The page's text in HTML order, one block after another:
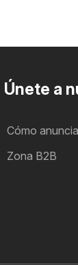
Únete a
Cómo
Zona B2B